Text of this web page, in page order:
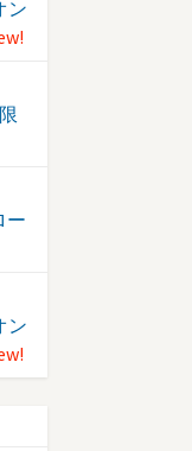
ン
ー
ン